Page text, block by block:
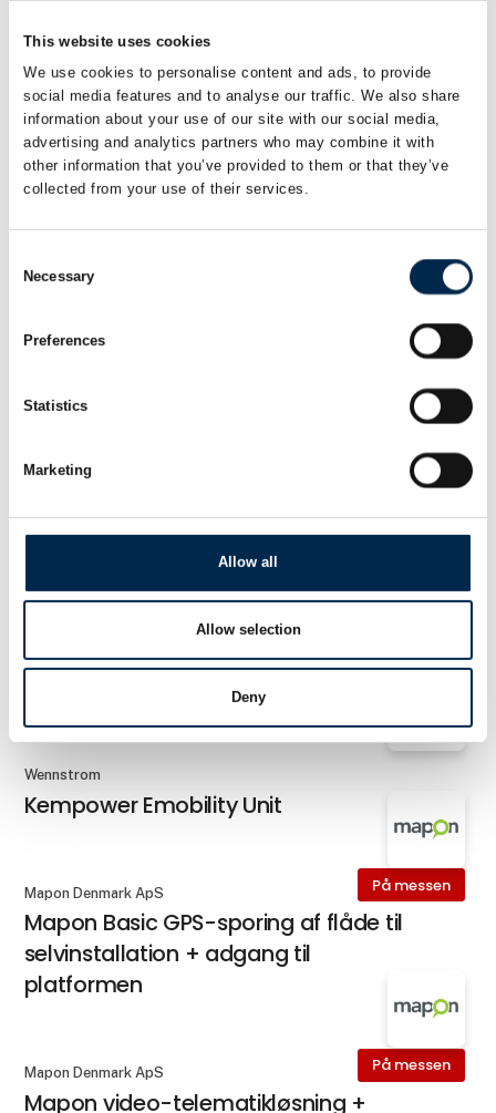
This website uses cookies
We use cookies to personalise content and ads, to provide
social media features and to analyse our traffic. We also share
information about your use of our site with our social media,
advertising and analytics partners who may combine it with
other information that you’ve provided to them or that they’ve
collected from your use of their services.
Selection
Necessary
Preferences
Statistics
Marketing
Allow all
Allow selection
Deny
EVlink Pro DC ladestation 60 - 320 kW
På messen
STILL Danmark A/S
EXD18C - dobbelt stabler m. Li-Ion
batteri
På messen
STILL Danmark A/S
Batteri
På messen
Halda AB
Halda M2 Taxameter
Hautek Wash & Water System ApS
HAUTEK / Istobal HW´Compak
Wennstrom
Kempower Emobility Unit
På messen
Mapon Denmark ApS
Mapon Basic GPS-sporing af flåde til
selvinstallation + adgang til
platformen
På messen
Mapon Denmark ApS
Mapon video-telematikløsning +